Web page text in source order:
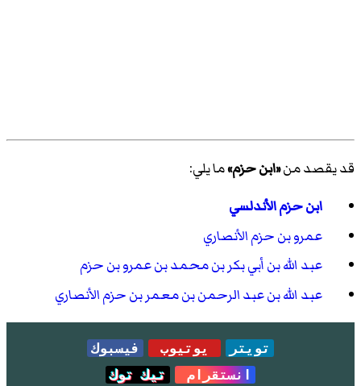
قد يقصد من«ابن حزم»ما يلي:
ابن حزم الأندلسي
عمرو بن حزم الأنصاري
عبد الله بن أبي بكر بن محمد بن عمرو بن حزم
عبد الله بن عبد الرحمن بن معمر بن حزم الأنصاري
تويتر يوتيوب
فيسبوك
انستقرام
تيك توك